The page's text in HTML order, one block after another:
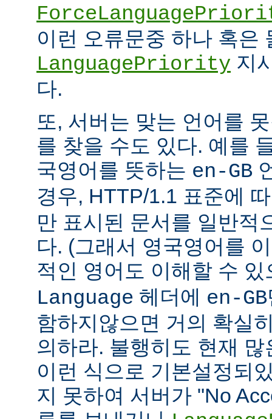
이런 오류문중 하나 혹은
LanguagePriority 지
다.
또, 서버는 맞는 언어를
를 찾을 수도 있다. 예를
국영어를 뜻하는 en-GB
경우, HTTP/1.1 표준에
만 표시된 문서를 일반적
다. (그래서 영국영어를
적인 영어도 이해할 수
Language 헤더에 en-GB
함하지않으면 거의 확실
의하라. 불행히도 현재
이런 식으로 기본설정되
지 못하여 서버가 "No